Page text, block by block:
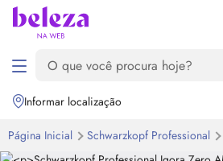
Informar localização
Página Inicial Schwarzkopf Professional